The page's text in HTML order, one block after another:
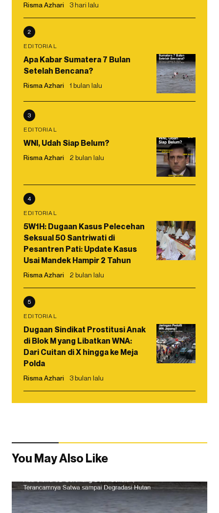
Risma Azhari 3 hari lalu
2
EDITORIAL
Apa Kabar Sumatera 7 Bulan
Setelah Bencana?
Risma Azhari 1 bulan lalu
3
EDITORIAL
WNI, Udah Siap Belum?
Risma Azhari 2 bulan lalu
4
EDITORIAL
5W1H: Dugaan Kasus Pelecehan
Seksual 50 Santriwati di
Pesantren Pati: Update Kasus
Usai Mandek Hampir 2 Tahun
Risma Azhari 2 bulan lalu
5
EDITORIAL
Dugaan Sindikat Prostitusi Anak
di Blok M yang Libatkan WNA:
Dari Cuitan di X hingga ke Meja
Polda
Risma Azhari 3 bulan lalu
You May Also Like